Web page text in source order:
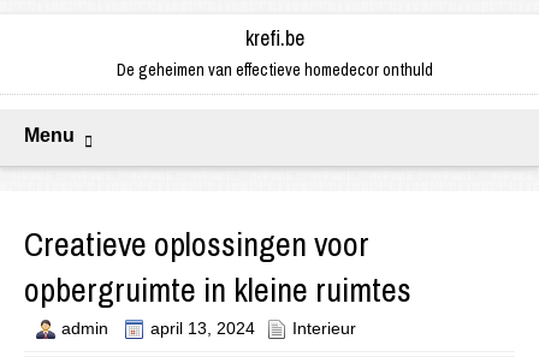
krefi.be
De geheimen van effectieve homedecor onthuld
Menu
Creatieve oplossingen voor
opbergruimte in kleine ruimtes
admin april 13, 2024 Interieur